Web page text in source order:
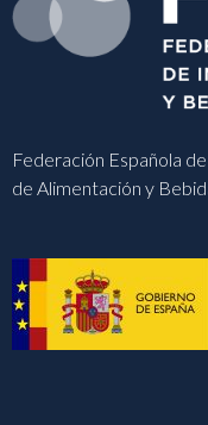
Federación Española
de Alimentación y